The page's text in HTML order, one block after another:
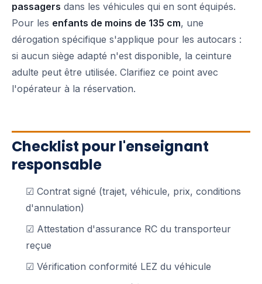
passagers dans les véhicules qui en sont équipés.
Pour les enfants de moins de 135 cm, une
dérogation spécifique s'applique pour les autocars :
si aucun siège adapté n'est disponible, la ceinture
adulte peut être utilisée. Clarifiez ce point avec
l'opérateur à la réservation.
Checklist pour l'enseignant
responsable
☑ Contrat signé (trajet, véhicule, prix, conditions
d'annulation)
☑ Attestation d'assurance RC du transporteur
reçue
☑ Vérification conformité LEZ du véhicule